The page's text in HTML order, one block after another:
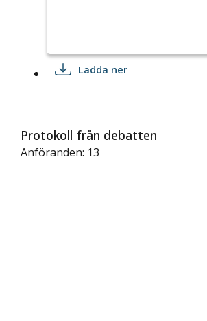
Ladda ner
Protokoll från debatten
Anföranden: 13